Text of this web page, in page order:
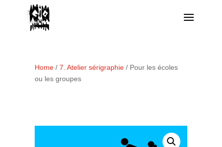
Home/ 7. Atelier sérigraphie/ Pour les écoles
ou les groupes